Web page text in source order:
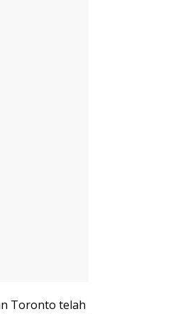
Toronto telah